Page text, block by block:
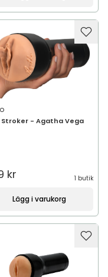
Stroker - Agatha Vega
kr 1 butik
Lägg i varukorg